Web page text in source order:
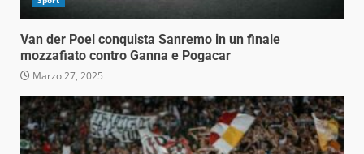
Van der Poel conquista Sanremo in un finale
mozzafiato contro Ganna e Pogacar
Marzo 27, 2025